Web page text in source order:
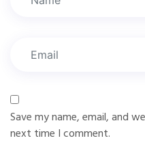
Save my name, email, and
next time I comment.